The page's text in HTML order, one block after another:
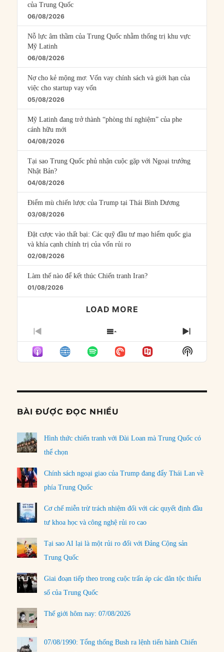
của Trung Quốc
06/08/2026
Nỗ lực âm thầm của Trung Quốc nhằm thống trị khu vực
Mỹ Latinh
06/08/2026
Nợ cho kẻ mộng mơ: Vốn vay chính sách và giới hạn của
việc cho startup vay vốn
05/08/2026
Mỹ Latinh đang trở thành “phòng thí nghiệm” của phe
cánh hữu mới
04/08/2026
Tại sao Trung Quốc phủ nhận cuộc gặp với Ngoại trưởng
Nhật Bản?
04/08/2026
Điểm mù chiến lược của Trump tại Thái Bình Dương
03/08/2026
Đặt cược vào thất bại: Các quỹ đầu tư mạo hiểm quốc gia
và khía cạnh chính trị của vốn rủi ro
02/08/2026
Làm thế nào để kết thúc Chiến tranh Iran?
01/08/2026
LOAD MORE
PREVIOUS
EPISODE
SHOW
EPISODES
LIST
NEXT
Show
Podcast
BÀI ĐƯỢC ĐỌC NHIỀU
Hình thức chiến tranh với Đài Loan mà Trung Quốc có
thể chọn
Chính sách ngoại giao của Trump đang đẩy Thái Lan về
phía Trung Quốc
Cơ chế miễn trừ trách nhiệm đối với các quyết định đầu
tư khoa học và công nghệ rủi ro cao
Tại sao AI lại là một rủi ro đối với Đảng Cộng sản
Trung Quốc
Giai đoạn tiếp theo trong cuộc trấn áp các dân tộc thiểu
số của Trung Quốc
Thế giới hôm nay: 07/08/2026
07/08/1990: Tổng thống Bush ra lệnh tiến hành Chiến